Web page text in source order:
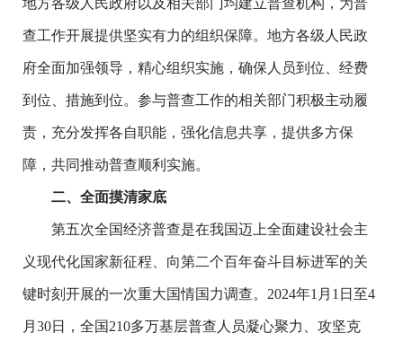
地方各级人民政府以及相关部门均建立普查机构，为普
查工作开展提供坚实有力的组织保障。地方各级人民政
府全面加强领导，精心组织实施，确保人员到位、经费
到位、措施到位。参与普查工作的相关部门积极主动履
责，充分发挥各自职能，强化信息共享，提供多方保
障，共同推动普查顺利实施。
二、全面摸清家底
第五次全国经济普查是在我国迈上全面建设社会主
义现代化国家新征程、向第二个百年奋斗目标进军的关
键时刻开展的一次重大国情国力调查。2024年1月1日至4
月30日，全国210多万基层普查人员凝心聚力、攻坚克